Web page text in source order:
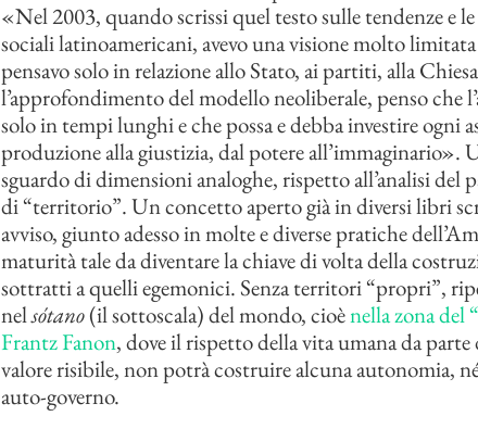
«Nel 2003, quando scrissi quel testo sulle tendenze e
sociali latinoamericani, avevo una visione molto
pensavo solo in relazione allo Stato, ai partiti, alla
l’approfondimento del modello neoliberale, penso che
solo in tempi lunghi e che possa e debba investire ogni
produzione alla giustizia, dal potere all’immaginario».
sguardo di dimensioni analoghe, rispetto all’analisi del
di “territorio”. Un concetto aperto già in diversi libri
avviso, giunto adesso in molte e diverse pratiche
maturità tale da diventare la chiave di volta della
sottratti a quelli egemonici. Senza territori “propri”,
nelsótano(il sottoscala) del mondo, cioènella zona del
Frantz Fanon, dove il rispetto della vita umana da
valore risibile, non potrà costruire alcuna autonomia,
auto-governo.